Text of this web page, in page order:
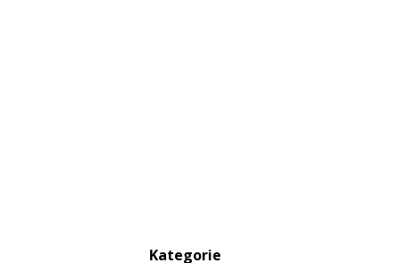
Kategorie